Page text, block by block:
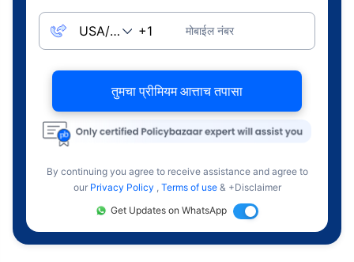
मोबाईल नंबर
तुमचा प्रीमियम आत्ताच तपासा
By continuing you agree to receive assistance and agree to
our Privacy Policy , Terms of use & +Disclaimer
Get Updates on WhatsApp